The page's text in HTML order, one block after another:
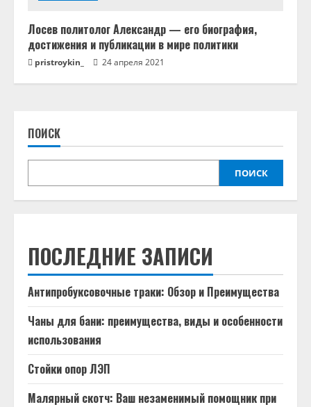
Лосев политолог Александр — его биография,
достижения и публикации в мире политики
pristroykin_ 24 апреля 2021
ПОИСК
ПОИСК
ПОСЛЕДНИЕ ЗАПИСИ
Антипробуксовочные траки: Обзор и Преимущества
Чаны для бани: преимущества, виды и особенности
использования
Стойки опор ЛЭП
Малярный скотч: Ваш незаменимый помощник при